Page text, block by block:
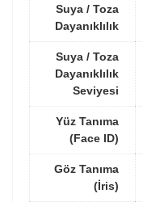
Suya / Toza
Dayanıklılık
Suya / Toza
Dayanıklılık
Seviyesi
Yüz Tanıma
(Face ID)
Göz Tanıma
(İris)